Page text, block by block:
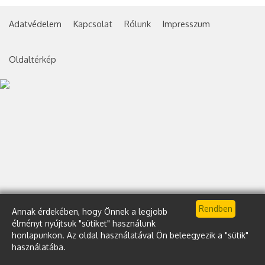
Annak érdekében, hogy Önnek a legjobb
élményt nyújtsuk "sütiket" használunk
honlapunkon. Az oldal használatával Ön beleegyezik a "sütik"
használatába.
Adatvédelem Kapcsolat Rólunk Impresszum
Oldaltérkép